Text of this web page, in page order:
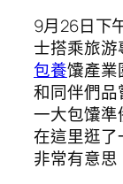
9月26日下
士搭乘旅
包養馕產業
和同伴們品
一大包馕準
在這里逛了
非常有意思